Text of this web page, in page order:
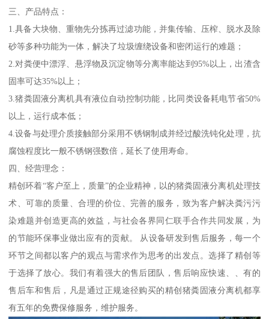
三、产品特点：
1.具备大块物、重物先分拣再过滤功能，并集传输、压榨、脱水及除
砂等多种功能为一体，解决了垃圾缠绕设备和密闭运行的难题；
2.对粪便中漂浮、悬浮物及沉淀物等分离率能达到95%以上，出渣含
固率可达35%以上；
3.猪粪固液分离机具有液位自动控制功能，比同类设备耗电节省50%
以上，运行成本低；
4.设备与处理介质接触部分采用不锈钢制成并经过酸洗钝化处理，抗
腐蚀程度比一般不锈钢强数倍，延长了使用寿命。
四、经营理念：
精创环着“客户至上，质量”的企业精神，以的猪粪固液分离机处理技
术、可靠的质量、合理的价位、完善的服务，致为客户解决粪污污
染难题并创造更高的效益，与社会各界同仁联手合作共同发展，为
的节能环保事业做出应有的贡献。 从设备研发到售后服务，每一个
环节之间都以客户的观点与需求作为思考的出发点。选择了精创等
于选择了放心。我们有着强大的售后团队，售后响应快速、、有的
售后车和售后，凡是通过正规途径购买的精创猪粪固液分离机都享
有五年的免费保修服务，维护服务。